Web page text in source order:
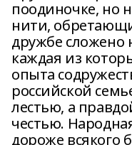
поодиночке, но
нити,
дружбе сложено
каждая из
опыта
российской
лестью, а
честью.
дороже всякого